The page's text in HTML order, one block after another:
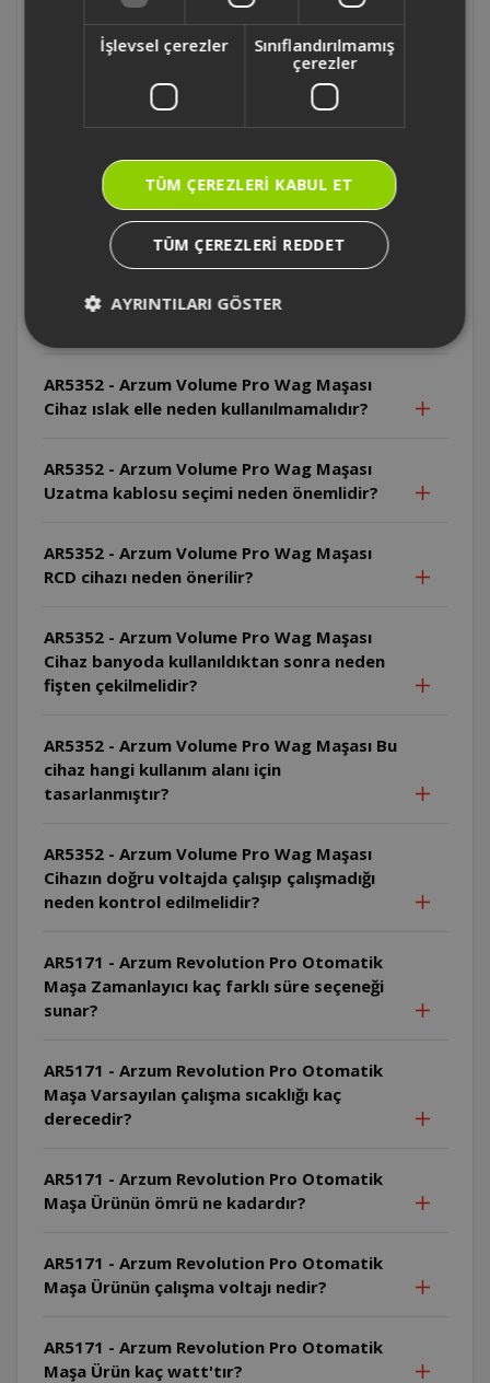
çekilmelidir?
AR5352 - Arzum Volume Pro Wag Maşası
Cihazın plakaları neden temiz tutulmalıdır?
AR5352 - Arzum Volume Pro Wag Maşası
Cihaz sıcakken neden plastik veya ahşap
yüzeylere bırakılmamalıdır?
AR5352 - Arzum Volume Pro Wag Maşası
Cihazın fişi veya kablosu hasarlıysa ne
AR5352 - Arzum Volume Pro Wag Maşası
Cihaz ıslak elle neden kullanılmamalıdır?
AR5352 - Arzum Volume Pro Wag Maşası
Uzatma kablosu seçimi neden önemlidir?
AR5352 - Arzum Volume Pro Wag Maşası
RCD cihazı neden önerilir?
AR5352 - Arzum Volume Pro Wag Maşası
Cihaz banyoda kullanıldıktan sonra neden
fişten çekilmelidir?
AR5352 - Arzum Volume Pro Wag Maşası Bu
cihaz hangi kullanım alanı için
tasarlanmıştır?
AR5352 - Arzum Volume Pro Wag Maşası
Cihazın doğru voltajda çalışıp çalışmadığı
neden kontrol edilmelidir?
AR5171 - Arzum Revolution Pro Otomatik
Maşa Zamanlayıcı kaç farklı süre seçeneği
sunar?
AR5171 - Arzum Revolution Pro Otomatik
Maşa Varsayılan çalışma sıcaklığı kaç
derecedir?
AR5171 - Arzum Revolution Pro Otomatik
Maşa Ürünün ömrü ne kadardır?
AR5171 - Arzum Revolution Pro Otomatik
Maşa Ürünün çalışma voltajı nedir?
AR5171 - Arzum Revolution Pro Otomatik
Maşa Ürün kaç watt'tır?
İşlevsel çerezler
Sınıflandırılmamış
çerezler
TÜM ÇEREZLERI KABUL ET
TÜM ÇEREZLERI REDDET
AYRINTILARI GÖSTER